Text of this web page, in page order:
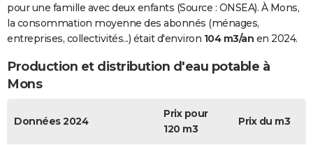
pour une famille avec deux enfants (Source : ONSEA). À Mons,
la consommation moyenne des abonnés (ménages,
entreprises, collectivités...) était d'environ 104 m3/an en 2024.
Production et distribution d'eau potable à
Mons
Données 2024
Prix pour
120 m3
Prix du m3